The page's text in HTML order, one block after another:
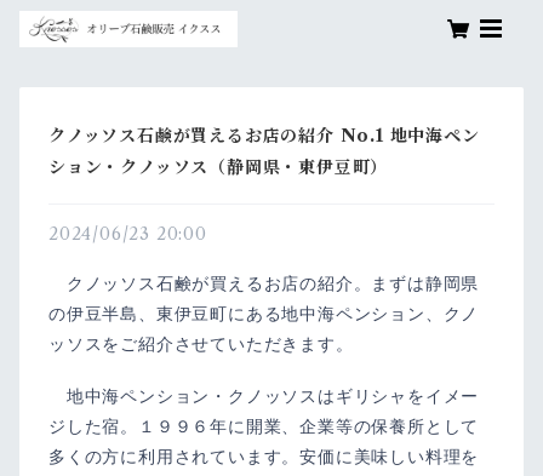
クノッソス石鹸が買えるお店の紹介 No.1 地中海ペン
ション・クノッソス（静岡県・東伊豆町）
2024/06/23 20:00
クノッソス石鹸が買えるお店の紹介。まずは静岡県
の伊豆半島、東伊豆町にある地中海ペンション、クノ
ッソスをご紹介させていただきます。
地中海ペンション・クノッソスはギリシャをイメー
ジした宿。１９９６年に開業、企業等の保養所として
多くの方に利用されています。安価に美味しい料理を